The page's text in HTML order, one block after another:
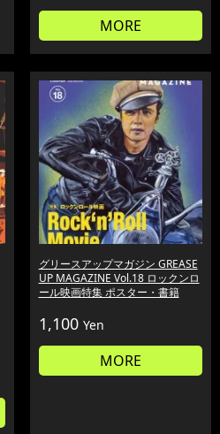
MORE
グリースアップマガジン GREASE
UP MAGAZINE Vol.18 ロックンロ
ール映画特集 ポスター・書籍
1,100 Yen
MORE